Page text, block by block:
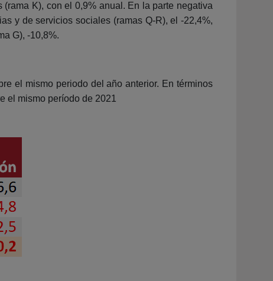
K), con el 0,9% anual. En la parte negativa
y de servicios sociales (ramas Q-R), el -22,4%,
G), -10,8%.
el mismo periodo del año anterior. En términos
el mismo período de 2021